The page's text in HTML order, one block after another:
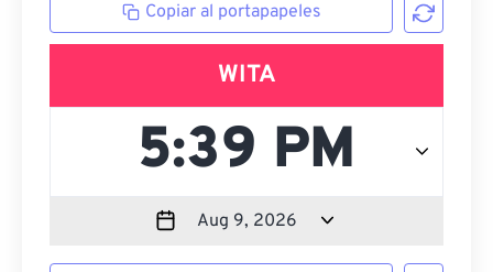
Copiar al portapapeles
WITA